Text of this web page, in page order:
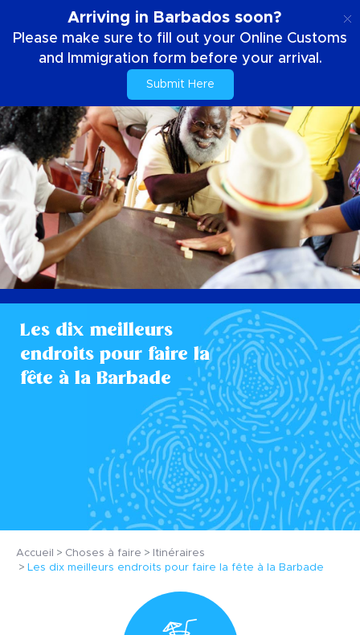
Arriving in Barbados soon?
Please make sure to fill out your Online Customs
and Immigration form before your arrival.
Submit Here
Les dix meilleurs
endroits pour faire la
fête à la Barbade
Accueil Choses à faire
Itinéraires
Les dix meilleurs endroits pour faire la fête à la Barbade